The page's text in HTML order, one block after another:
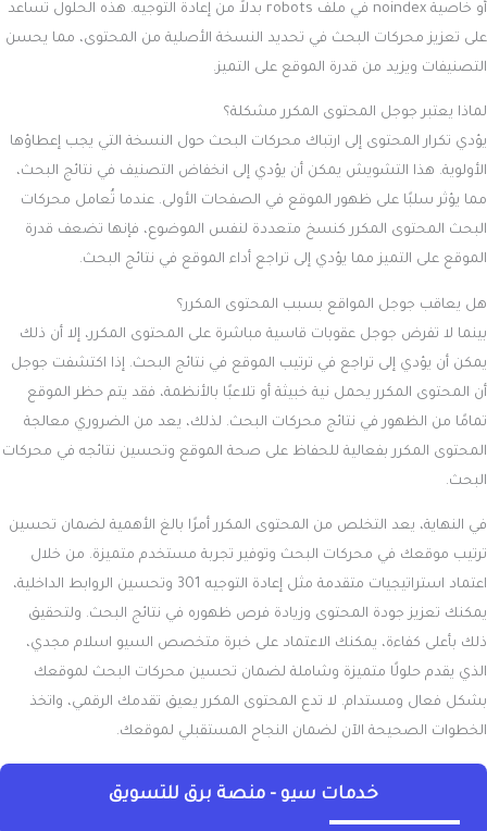
أو خاصية noindex في ملف robots بدلاً من إعادة التوجيه. هذه الحلول تساعد
على تعزيز محركات البحث في تحديد النسخة الأصلية من المحتوى، مما يحسن
التصنيفات ويزيد من قدرة الموقع على التميز.
لماذا يعتبر جوجل المحتوى المكرر مشكلة؟
يؤدي تكرار المحتوى إلى ارتباك محركات البحث حول النسخة التي يجب إعطاؤها
الأولوية. هذا التشويش يمكن أن يؤدي إلى انخفاض التصنيف في نتائج البحث،
مما يؤثر سلبًا على ظهور الموقع في الصفحات الأولى. عندما تُعامل محركات
البحث المحتوى المكرر كنسخ متعددة لنفس الموضوع، فإنها تضعف قدرة
الموقع على التميز مما يؤدي إلى تراجع أداء الموقع في نتائج البحث.
هل يعاقب جوجل المواقع بسبب المحتوى المكرر؟
بينما لا تفرض جوجل عقوبات قاسية مباشرة على المحتوى المكرر، إلا أن ذلك
يمكن أن يؤدي إلى تراجع في ترتيب الموقع في نتائج البحث. إذا اكتشفت جوجل
أن المحتوى المكرر يحمل نية خبيثة أو تلاعبًا بالأنظمة، فقد يتم حظر الموقع
تمامًا من الظهور في نتائج محركات البحث. لذلك، يعد من الضروري معالجة
المحتوى المكرر بفعالية للحفاظ على صحة الموقع وتحسين نتائجه في محركات
البحث.
في النهاية، يعد التخلص من المحتوى المكرر أمرًا بالغ الأهمية لضمان تحسين
ترتيب موقعك في محركات البحث وتوفير تجربة مستخدم متميزة. من خلال
اعتماد استراتيجيات متقدمة مثل إعادة التوجيه 301 وتحسين الروابط الداخلية،
يمكنك تعزيز جودة المحتوى وزيادة فرص ظهوره في نتائج البحث. ولتحقيق
ذلك بأعلى كفاءة، يمكنك الاعتماد على خبرة متخصص السيو اسلام مجدي،
الذي يقدم حلولًا متميزة وشاملة لضمان تحسين محركات البحث لموقعك
بشكل فعال ومستدام. لا تدع المحتوى المكرر يعيق تقدمك الرقمي، واتخذ
الخطوات الصحيحة الآن لضمان النجاح المستقبلي لموقعك.
خدمات سيو - منصة برق للتسويق